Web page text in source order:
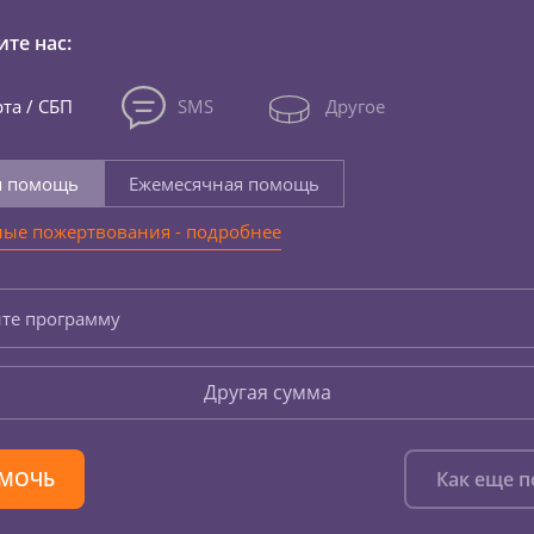
нас:
/ СБП SMS Другое
помощь
Ежемесячная помощь
пожертвования - подробнее
программу
Другая сумма
Как еще